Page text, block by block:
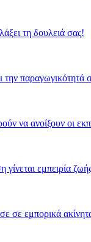
τη δουλειά σας!
παραγωγικότητά
να ανοίξουν οι
εμπειρία
σε εμπορικά